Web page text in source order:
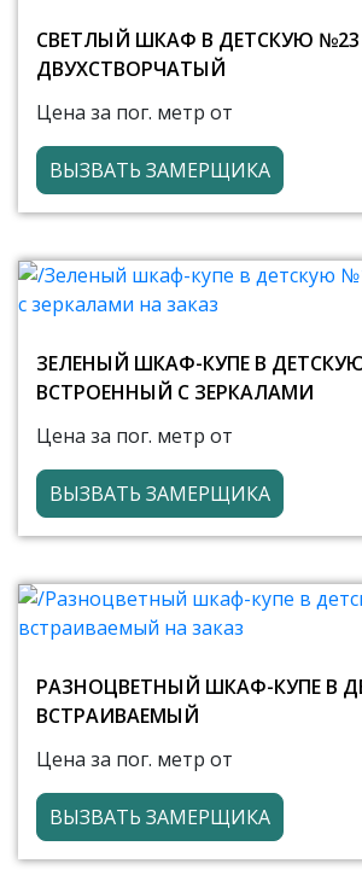
СВЕТЛЫЙ ШКАФ В ДЕТСКУЮ №23
ДВУХСТВОРЧАТЫЙ
Цена за пог. метр от
ВЫЗВАТЬ ЗАМЕРЩИКА
ЗЕЛЕНЫЙ ШКАФ-КУПЕ В
ВСТРОЕННЫЙ С ЗЕРКАЛАМИ
Цена за пог. метр от
ВЫЗВАТЬ ЗАМЕРЩИКА
РАЗНОЦВЕТНЫЙ ШКАФ-КУПЕ В
ВСТРАИВАЕМЫЙ
Цена за пог. метр от
ВЫЗВАТЬ ЗАМЕРЩИКА